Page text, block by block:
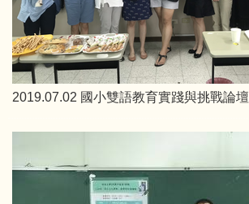
2019.07.02 國小雙語教育實踐與挑戰論壇